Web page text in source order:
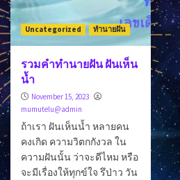
Uncategorized ทำนายฝัน
รวมคำทำนายฝัน ฝันเห็น
น้ำ
November 15, 2023
mumutelu@admin
ถ้าเรา ฝันเห็นน้ำ หลายคน
คงเกิด ความวิตกกังวล ใน
ความฝันนั้น ว่าจะดีไหม หรือ
จะมีเรื่องให้ทุกข์ใจ รึป่าว วัน